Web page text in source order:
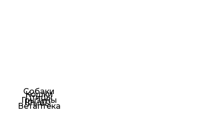
Собаки
Кошки
Птицы
Грызуны
Рыбы
Ветаптека